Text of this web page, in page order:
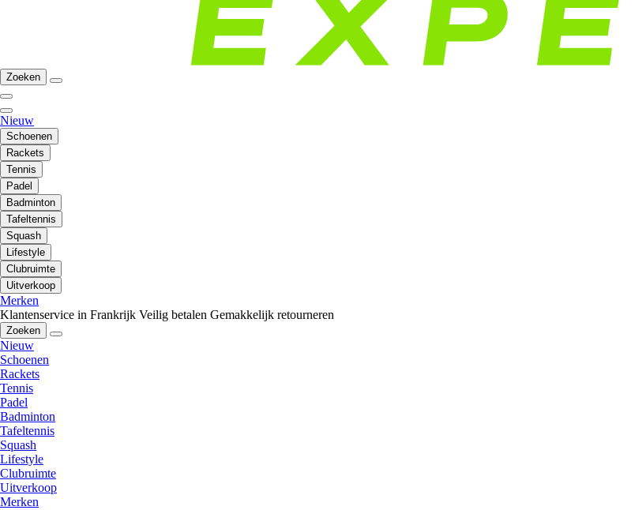
Zoeken
Nieuw
Schoenen
Rackets
Tennis
Padel
Badminton
Tafeltennis
Squash
Lifestyle
Clubruimte
Uitverkoop
Merken
Klantenservice in Frankrijk Veilig betalen Gemakkelijk retourneren
Zoeken
Nieuw
Schoenen
Rackets
Tennis
Padel
Badminton
Tafeltennis
Squash
Lifestyle
Clubruimte
Uitverkoop
Merken